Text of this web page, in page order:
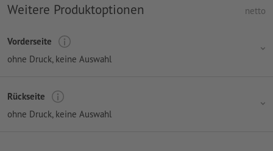
Weitere Produktoptionen netto
Vorderseite
ohne Druck, keine Auswahl
Rückseite
ohne Druck, keine Auswahl